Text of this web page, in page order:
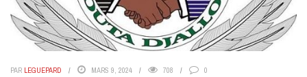
PAR LEGUEPARD MARS 9, 2024 708 0